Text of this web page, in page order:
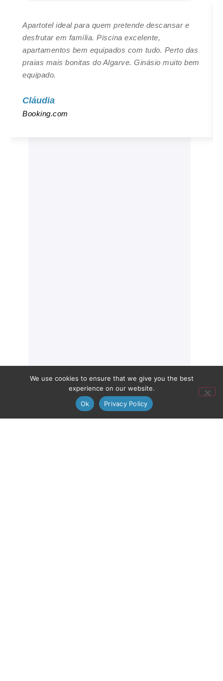
Apartotel ideal para quem pretende descansar e
desfrutar em família. Piscina excelente,
apartamentos bem equipados com tudo. Perto das
praias mais bonitas do Algarve. Ginásio muito bem
equipado.
Cláudia
Booking.com
We use cookies to ensure that we give you the best
experience on our website.
Ok
Privacy Policy